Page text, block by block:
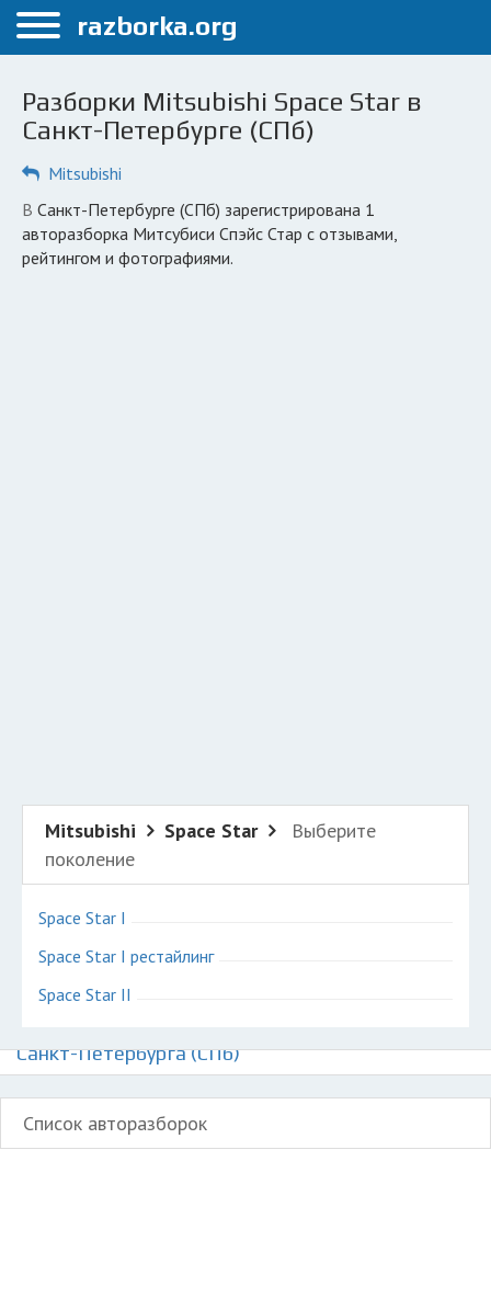
Меню
Санкт-Петербург
Автосервисы
Разборки Mitsubishi Space Star в
Санкт-Петербурге (СПб)
Mitsubishi
в Санкт-Петербурге (СПб) зарегистрирована 1
авторазборка Митсубиси Спэйс Стар с отзывами,
рейтингом и фотографиями.
Mitsubishi Space Star
Выберите
поколение
Space Star I
Space Star I рестайлинг
Space Star II
Санкт-Петербурга (СПб)
Список авторазборок
razborka.org